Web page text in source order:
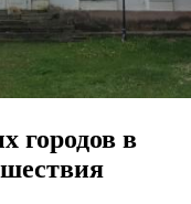
городов в